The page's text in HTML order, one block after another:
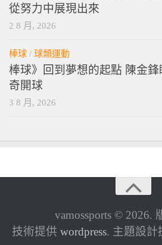
從努力中展現出來
2 8 月, 2026
棒球 / 球類運動
棒球》回到夢想的起點 陳金
奇開球
3 8 月, 2026
vamossports © 2026.
技術提供 wordpress. 主題設計